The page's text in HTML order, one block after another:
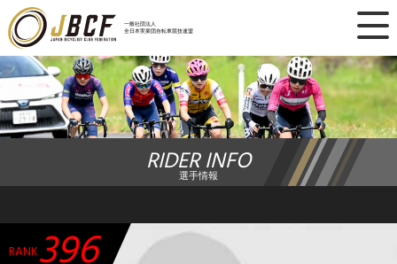
一般社団法人
全日本実業団自転車競技連盟
×
ニュース
レース日程
ランキング
チーム・選手
RIDER INFO
選手情報
RANK